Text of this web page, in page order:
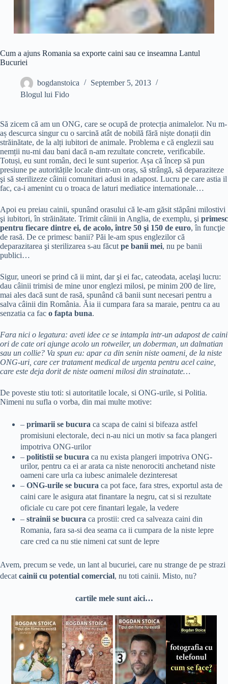
Cum a ajuns Romania sa exporte caini sau ce inseamna Lantul
Bucuriei
bogdanstoica
September 5, 2013
Blogul lui Fido
Să zicem că am un ONG, care se ocupă de protecția animalelor. Nu m-
aș descurca singur cu o sarcină atât de nobilă fără niște donații din
străinătate, de la alți iubitori de animale. Problema e că englezii sau
nemții nu-mi dau bani dacă n-am rezultate concrete, verificabile.
Totuși, eu sunt român, deci le sunt superior. Așa că încep să pun
presiune pe autoritățile locale dintr-un oraș, să strângă, să deparaziteze
şi să sterilizeze câinii comunitari adusi in adapost. Lucru pe care astia il
fac, ca-i amenint cu o troaca de laturi mediatice internationale…
Apoi eu preiau cainii, spunând orasului că le-am găsit stăpâni milostivi
şi iubitori, în străinătate. Trimit câinii in Anglia, de exemplu, şi primesc
pentru fiecare dintre ei, de acolo, între 50 şi 150 de euro, în funcţie
de rasă. De ce primesc banii? Păi le-am spus englezilor că
deparazitarea şi sterilizarea s-au făcut pe banii mei, nu pe banii
publici…
Sigur, uneori se prind că ii mint, dar şi ei fac, cateodata, acelaşi lucru:
dau câinii trimisi de mine unor englezi milosi, pe minim 200 de lire,
mai ales dacă sunt de rasă, spunând că banii sunt necesari pentru a
salva câinii din România. Ăia ii cumpara fara sa maraie, pentru ca au
senzatia ca fac o fapta buna.
Fara nici o legatura: aveti idee ce se intampla intr-un adapost de caini
ori de cate ori ajunge acolo un rotweiler, un doberman, un dalmatian
sau un collie? Va spun eu: apar ca din senin niste oameni, de la niste
ONG-uri, care cer tratament medical de urgenta pentru acel caine,
care este deja dorit de niste oameni milosi din strainatate…
De poveste stiu toti: si autoritatile locale, si ONG-urile, si Politia.
Nimeni nu sufla o vorba, din mai multe motive:
– primarii se bucura ca scapa de caini si bifeaza astfel
promisiuni electorale, deci n-au nici un motiv sa faca plangeri
impotriva ONG-urilor
– politistii se bucura ca nu exista plangeri impotriva ONG-
urilor, pentru ca ei ar arata ca niste nenorociti anchetand niste
oameni care urla ca iubesc animalele dezinteresat
– ONG-urile se bucura ca pot face, fara stres, exportul asta de
caini care le asigura atat finantare la negru, cat si si rezultate
oficiale cu care pot cere finantari legale, la vedere
– strainii se bucura ca prostii: cred ca salveaza caini din
Romania, fara sa-si dea seama ca ii cumpara de la niste lepre
care cred ca nu stie nimeni cat sunt de lepre
Avem, precum se vede, un lant al bucuriei, care nu strange de pe strazi
decat cainii cu potential comercial, nu toti cainii. Misto, nu?
cartile mele sunt aici…